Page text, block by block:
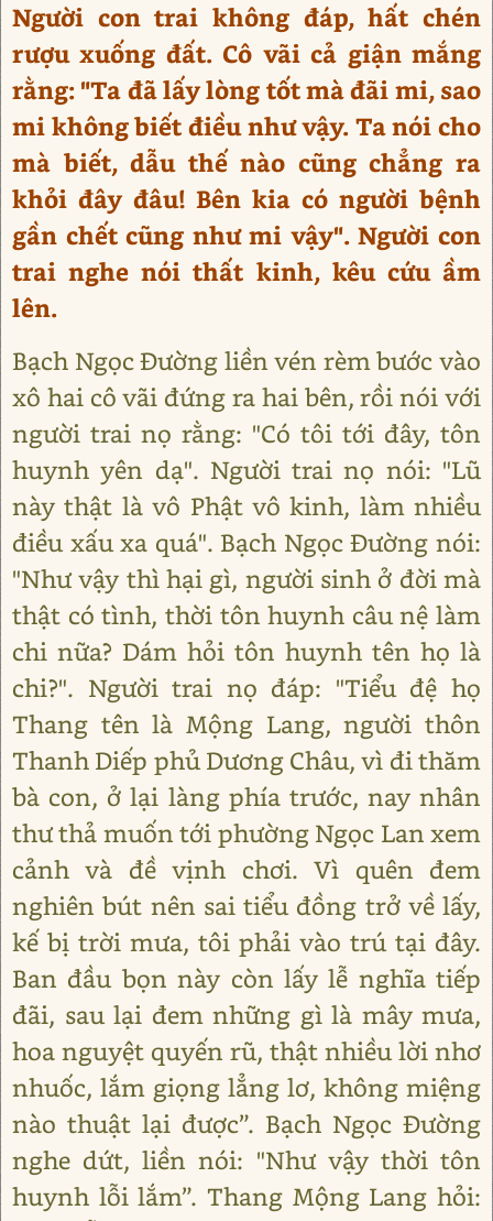
Người con trai không đáp, hất chén
rượu xuống đất. Cô vãi cả giận mắng
rằng: "Ta đã lấy lòng tốt mà đãi mi, sao
mi không biết điều như vậy. Ta nói cho
mà biết, dẫu thế nào cũng chẳng ra
khỏi đây đâu! Bên kia có người bệnh
gần chết cũng như mi vậy". Người con
trai nghe nói thất kinh, kêu cứu ầm
lên.
Bạch Ngọc Đường liền vén rèm bước vào
xô hai cô vãi đứng ra hai bên, rồi nói với
người trai nọ rằng: "Có tôi tới đây, tôn
huynh yên dạ". Người trai nọ nói: "Lũ
này thật là vô Phật vô kinh, làm nhiều
điều xấu xa quá". Bạch Ngọc Đường nói:
"Như vậy thì hại gì, người sinh ở đời mà
thật có tình, thời tôn huynh câu nệ làm
chi nữa? Dám hỏi tôn huynh tên họ là
chi?". Người trai nọ đáp: "Tiểu đệ họ
Thang tên là Mộng Lang, người thôn
Thanh Diếp phủ Dương Châu, vì đi thăm
bà con, ở lại làng phía trước, nay nhân
thư thả muốn tới phường Ngọc Lan xem
cảnh và đề vịnh chơi. Vì quên đem
nghiên bút nên sai tiểu đồng trở về lấy,
kế bị trời mưa, tôi phải vào trú tại đây.
Ban đầu bọn này còn lấy lễ nghĩa tiếp
đãi, sau lại đem những gì là mây mưa,
hoa nguyệt quyến rũ, thật nhiều lời nhơ
nhuốc, lắm giọng lẳng lơ, không miệng
nào thuật lại được”. Bạch Ngọc Đường
nghe dứt, liền nói: "Như vậy thời tôn
huynh lỗi lắm”. Thang Mộng Lang hỏi: